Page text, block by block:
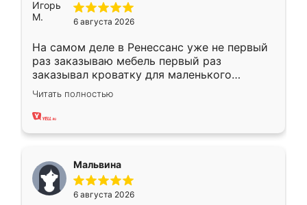
6 августа 2026
На самом деле в Ренессанс уже не первый
раз заказываю мебель первый раз
заказывал кроватку для маленького
ребёнка при его рождении ,во второй раз
заказал шкаф-купе. По качеству очень
хорошее сборка достаточно быстрая,
меньше, здесь же он более разнообразный.
Мне нравится ,если что-то потребуется из
мебели буду заказывать только здесь.
Читать полностью
Мальвина
6 августа 2026